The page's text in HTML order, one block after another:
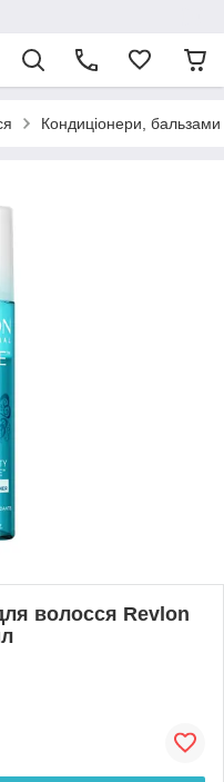
Кондиціонери,
волосся Revlon